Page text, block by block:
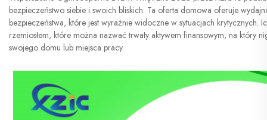
bezpieczeństwo siebie i swoich bliskich. Ta oferta domowa oferuje
bezpieczeństwa, które jest wyraźnie widoczne w sytuacjach krytycznych.
rzemiosłem, które można nazwać trwały aktywem finansowym, na który
swojego domu lub miejsca pracy.